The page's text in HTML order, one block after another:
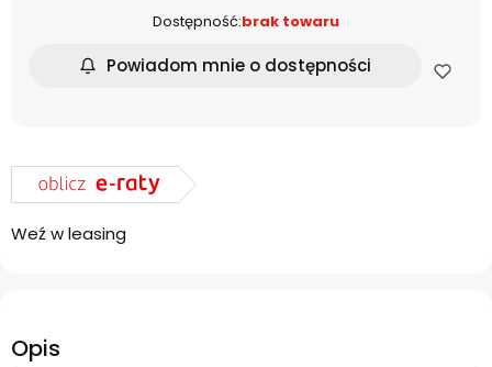
Dostępność:brak towaru
Powiadom mnie o dostępności
Weź w leasing
Opis